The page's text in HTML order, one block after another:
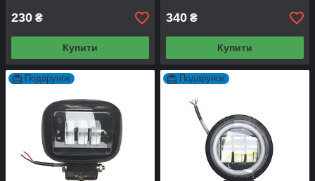
230 ₴
Купити
340 ₴
Купити
Подарунок Подарунок